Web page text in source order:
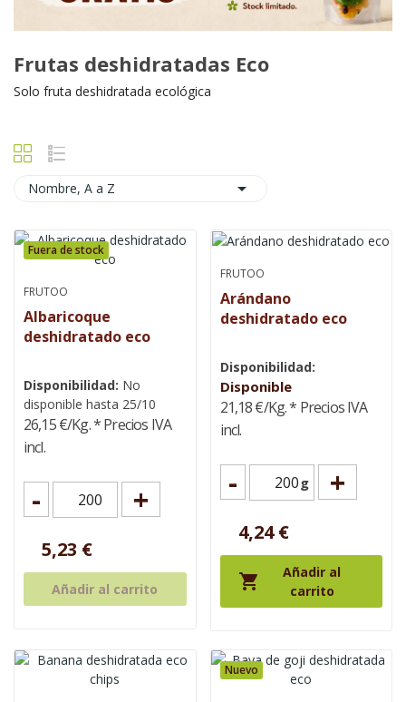
Frutas deshidratadas Eco
Solo fruta deshidratada ecológica
Nombre, A a Z 
Fuera de stock
FRUTOO
Albaricoque
deshidratado eco
Disponibilidad: No
disponible hasta 25/10
26,15 €/Kg.* Precios IVA
incl.
- +
5,23 €
Añadir al carrito
FRUTOO
Arándano
deshidratado eco
Disponibilidad:
Disponible
21,18 €/Kg.* Precios IVA
incl.
- +
g
4,24 €

Añadir al
carrito
Nuevo